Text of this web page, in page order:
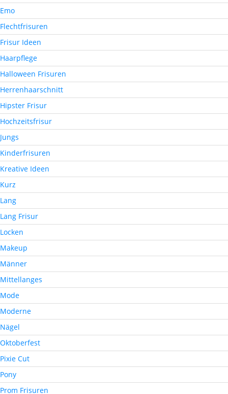
Emo
Flechtfrisuren
Frisur Ideen
Haarpflege
Halloween Frisuren
Herrenhaarschnitt
Hipster Frisur
Hochzeitsfrisur
Jungs
Kinderfrisuren
Kreative Ideen
Kurz
Lang
Lang Frisur
Locken
Makeup
Männer
Mittellanges
Mode
Moderne
Nägel
Oktoberfest
Pixie Cut
Pony
Prom Frisuren